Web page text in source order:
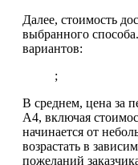
Далее, стоимость
выбранного
вариантов:
;
В среднем, цена за
А4, включая
начинается от
возрастать в
пожеланий